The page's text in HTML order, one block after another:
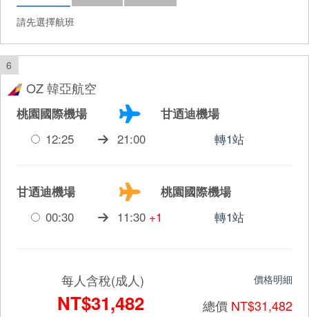
請先選擇航班
6
OZ 韓亞航空
桃園國際機場
甘迺迪機場
12:25
21:00 轉1站
甘迺迪機場
桃園國際機場
00:30
11:30 +1 轉1站
每人含稅(成人)
NT$31,482
價格明細
總價 NT$31,482